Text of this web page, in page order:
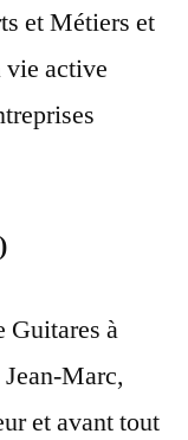
et Métiers et
vie active
Guitares à
Marc,
et avant tout